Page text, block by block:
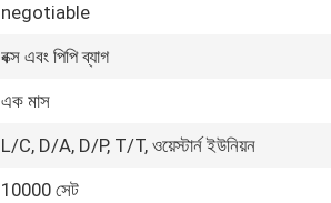
negotiable
বক্স এবং পিপি ব্যাগ
এক মাস
L/C, D/A, D/P, T/T, ওয়েস্টার্ন ইউনিয়ন
10000 সেট